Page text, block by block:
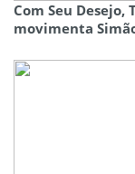
Com Seu Desejo,
movimenta